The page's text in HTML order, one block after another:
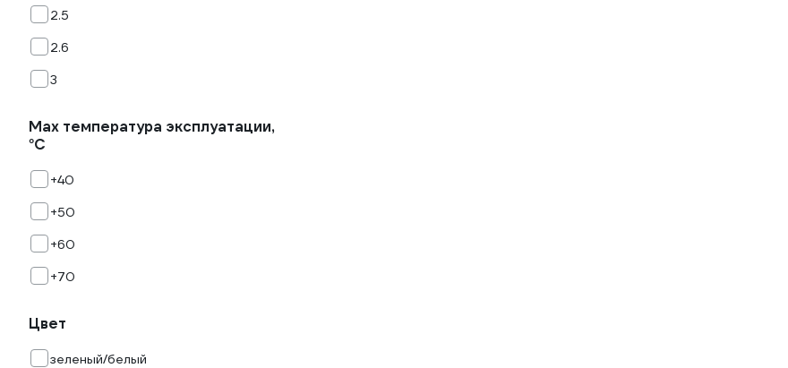
2.5
2.6
3
Мах температура эксплуатации,
°С
+40
+50
+60
+70
Цвет
зеленый/белый